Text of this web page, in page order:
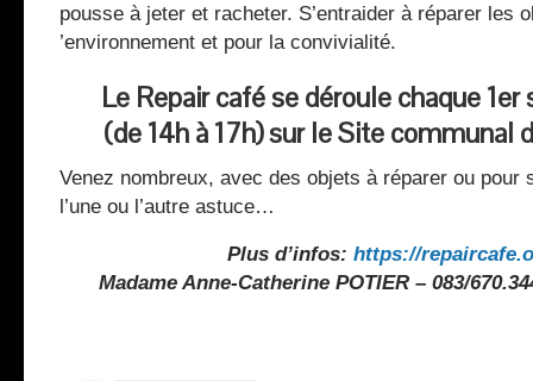
pousse à jeter et racheter. S’entraider à réparer les
’environnement et pour la convivialité.
Le Repair café se déroule chaque
(de 14h à 17h) sur le Site communal
Venez nombreux, avec des objets à réparer ou pour
l’une ou l’autre astuce…
Plus d’infos: https://
Madame Anne-Catherine POTIER – 083/